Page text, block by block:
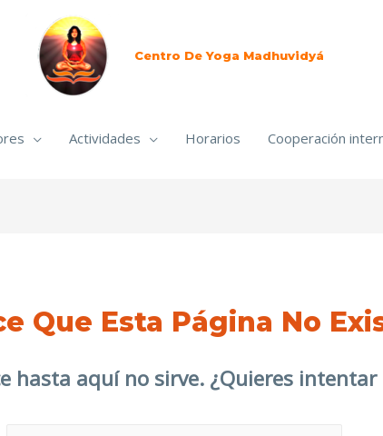
Centro De Yoga Madhuvidyá
Actividades Horarios Cooperación
Que Esta Página No
hasta aquí no sirve. ¿Quieres